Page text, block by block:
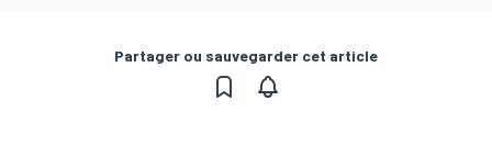
Partager ou sauvegarder cet article